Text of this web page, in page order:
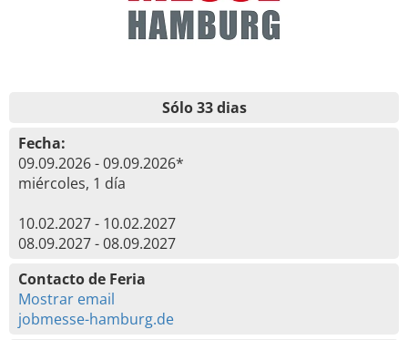
Sólo 33 dias
Fecha:
09.09.2026 - 09.09.2026*
miércoles, 1 día
10.02.2027 - 10.02.2027
08.09.2027 - 08.09.2027
Contacto de Feria
Mostrar email
jobmesse-hamburg.de